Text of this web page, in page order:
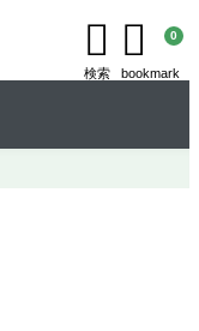

検索
 0
bookmark